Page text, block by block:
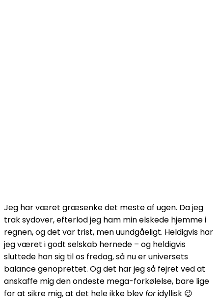
Jeg har været græsenke det meste af ugen. Da jeg
trak sydover, efterlod jeg ham min elskede hjemme i
regnen, og det var trist, men uundgåeligt. Heldigvis har
jeg været i godt selskab hernede – og heldigvis
sluttede han sig til os fredag, så nu er universets
balance genoprettet. Og det har jeg så fejret ved at
anskaffe mig den ondeste mega-forkølelse, bare lige
for at sikre mig, at det hele ikke blevforidyllisk 😉